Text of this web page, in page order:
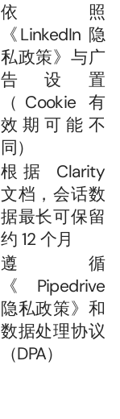
依照
《LinkedIn 隐
私政策》与广
告设置
（Cookie 有
效期可能不
同）
根据 Clarity
文档，会话数
据最长可保留
约 12 个月
遵循
《Pipedrive
隐私政策》和
数据处理协议
（DPA）